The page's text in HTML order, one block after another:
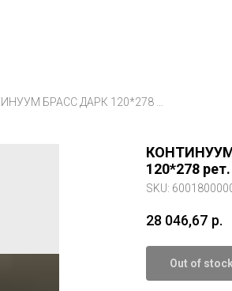
120*278 рет.
SKU:
28 046,67 р.
Out of stock